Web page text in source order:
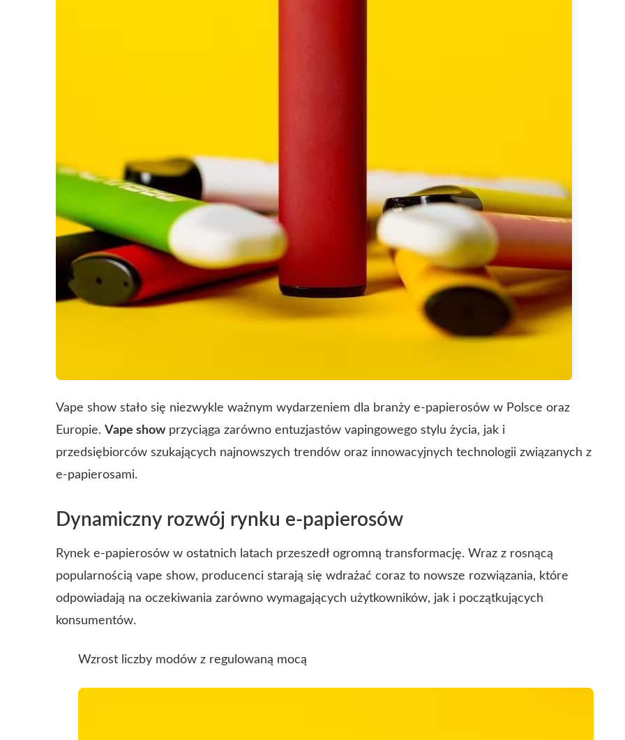
Vape show stało się niezwykle ważnym wydarzeniem dla branży e-papierosów w Polsce oraz
Europie. Vape showprzyciąga zarówno entuzjastów vapingowego stylu życia, jak i
przedsiębiorców szukających najnowszych trendów oraz innowacyjnych technologii związanych z
e-papierosami.
Dynamiczny rozwój rynku e-papierosów
Rynek e-papierosów w ostatnich latach przeszedł ogromną transformację. Wraz z rosnącą
popularnością vape show, producenci starają się wdrażać coraz to nowsze rozwiązania, które
odpowiadają na oczekiwania zarówno wymagających użytkowników, jak i początkujących
konsumentów.
Wzrost liczby modów z regulowaną mocą